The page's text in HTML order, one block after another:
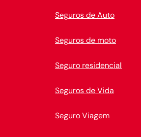
Seguros de Auto
Seguros de moto
Seguro residencial
Seguros de Vida
Seguro Viagem